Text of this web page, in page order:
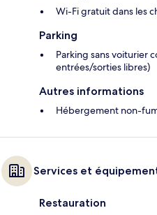
Wi-Fi gratuit dans les
Parking
Parking sans voiturier
entrées/sorties libres)
Autres informations
Hébergement non-
Services et
Restauration